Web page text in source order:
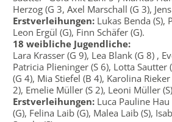
Herzog (G 3, Axel Marschall (G 3),
Erstverleihungen: Lukas Benda (S),
Leon Ergül (G), Finn Schäfer (G).
18 weibliche Jugendliche:
Lara Krasser (G 9), Lea Blank (G 8) ,
Patricia Plieninger (S 6), Lotta Sautter
(G 4), Mia Stiefel (B 4), Karolina
2), Emelie Müller (S 2), Leoni Müller
Erstverleihungen: Luca Pauline
(G), Felina Laib (G), Malea Laib (S),